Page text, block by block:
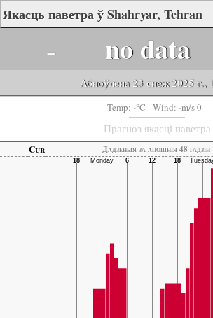
Якасць паветра ў Shahryar, Tehran
- no data
Абноўлена 23 снеж 2025 г.,
Temp: -°C - Wind: -m/s 0 -
Прагноз якасці паветра
Cur Дадзеныя за апошнія 48 гадзін